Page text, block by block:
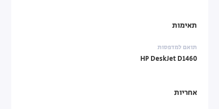
תאימות
תואם למדפסות
HP DeskJet D1460
אחריות